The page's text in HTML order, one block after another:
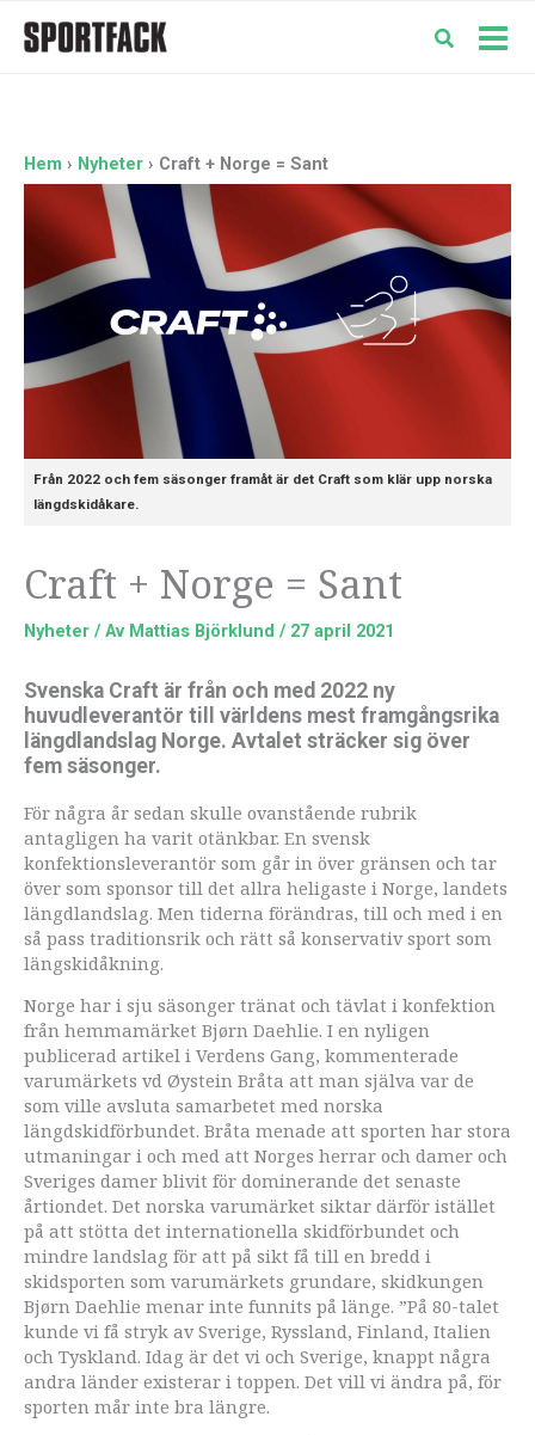
Hem Nyheter Craft + Norge = Sant
Från 2022 och fem säsonger framåt är det Craft som klär upp norska
längdskidåkare.
Craft + Norge = Sant
Nyheter / Av Mattias Björklund / 27 april 2021
Svenska Craft är från och med 2022 ny
huvudleverantör till världens mest framgångsrika
längdlandslag Norge. Avtalet sträcker sig över
fem säsonger.
För några år sedan skulle ovanstående rubrik
antagligen ha varit otänkbar. En svensk
konfektionsleverantör som går in över gränsen och tar
över som sponsor till det allra heligaste i Norge, landets
längdlandslag. Men tiderna förändras, till och med i en
så pass traditionsrik och rätt så konservativ sport som
längskidåkning.
Norge har i sju säsonger tränat och tävlat i konfektion
från hemmamärket Bjørn Daehlie. I en nyligen
publicerad artikel i Verdens Gang, kommenterade
varumärkets vd Øystein Bråta att man själva var de
som ville avsluta samarbetet med norska
längdskidförbundet. Bråta menade att sporten har stora
utmaningar i och med att Norges herrar och damer och
Sveriges damer blivit för dominerande det senaste
årtiondet. Det norska varumärket siktar därför istället
på att stötta det internationella skidförbundet och
mindre landslag för att på sikt få till en bredd i
skidsporten som varumärkets grundare, skidkungen
Bjørn Daehlie menar inte funnits på länge. ”På 80-talet
kunde vi få stryk av Sverige, Ryssland, Finland, Italien
och Tyskland. Idag är det vi och Sverige, knappt några
andra länder existerar i toppen. Det vill vi ändra på, för
sporten mår inte bra längre.